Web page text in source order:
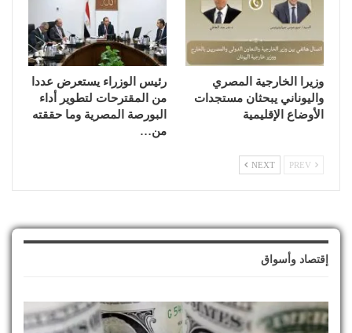
وزيرا الخارجية المصري
واليوناني يبحثان مستجدات
الأوضاع الإقليمية
رئيس الوزراء يستعرض عددا
من المقترحات لتطوير أداء
البورصة المصرية وما حققته
من…
NEXT
إقتصاد وأسواق